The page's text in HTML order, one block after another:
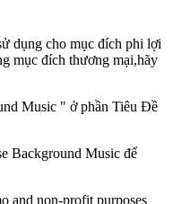
dụng cho mục đích phi lợi
mục đích thương mại,hãy
Music " ở phần Tiêu Đề
Background Music để
and non-profit purposes